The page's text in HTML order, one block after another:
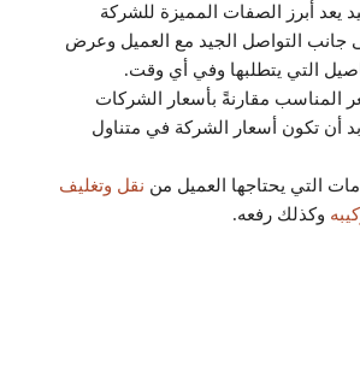
يعد أبرز الصفات المميزة للشركة
جانب التواصل الجيد مع العميل وعرض
التي يتطلبها وفي أي وقت.
المناسب مقارنةً بأسعار الشركات
أن تكون أسعار الشركة في متناول
التي يحتاجها العميل من نقل وتغليف
وكذلك رفعه.